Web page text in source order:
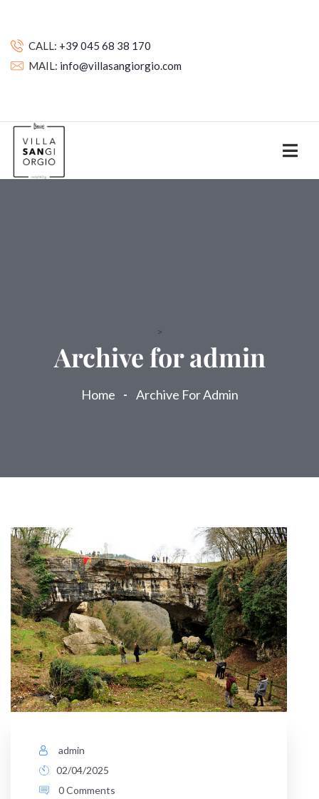
CALL: +39 045 68 38 170
MAIL: info@villasangiorgio.com
>
Archive for admin
Home Archive For Admin
admin
02/04/2025
0 Comments